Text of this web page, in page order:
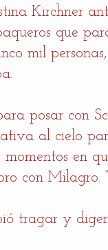
Kirchner
que
mil
posar con
al cielo
en
con Milagro.
tragar y